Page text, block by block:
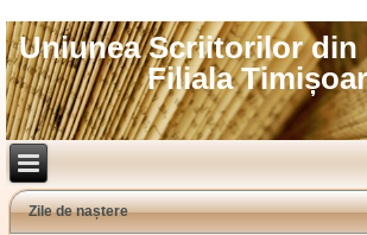
Uniunea Scriitorilor din
Filiala
Zile de naștere